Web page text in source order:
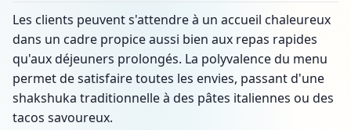
Les clients peuvent s'attendre à un accueil chaleureux
dans un cadre propice aussi bien aux repas rapides
qu'aux déjeuners prolongés. La polyvalence du menu
permet de satisfaire toutes les envies, passant d'une
shakshuka traditionnelle à des pâtes italiennes ou des
tacos savoureux.